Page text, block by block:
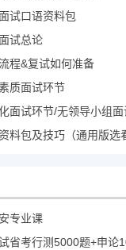
试口语资料包
试总论
程&复试如何准备
质面试环节
料包及技巧（通用版选
专业课
省考行测5000题+申论